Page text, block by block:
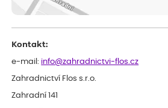
Doporučuji :). Spokojenost, stromky
my chybělo, bylo komunikování
Kontakt:
e-mail: info@zahradnictvi-flos.cz
Zahradnictví Flos s.r.o.
Zahradní 141